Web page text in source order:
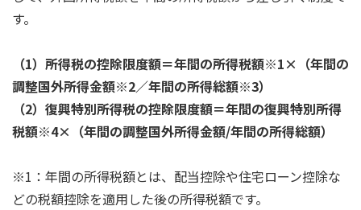
す。
（1）所得税の控除限度額＝年間の所得税額※1×（年間の
調整国外所得金額※2／年間の所得総額※3）
（2）復興特別所得税の控除限度額＝年間の復興特別所得
税額※4×（年間の調整国外所得金額/年間の所得総額）
※1：年間の所得税額とは、配当控除や住宅ローン控除な
どの税額控除を適用した後の所得税額です。